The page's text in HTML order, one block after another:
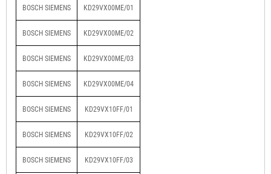
BOSCH SIEMENS KD29VX00ME/01
BOSCH SIEMENS KD29VX00ME/02
BOSCH SIEMENS KD29VX00ME/03
BOSCH SIEMENS KD29VX00ME/04
BOSCH SIEMENS KD29VX10FF/01
BOSCH SIEMENS KD29VX10FF/02
BOSCH SIEMENS KD29VX10FF/03